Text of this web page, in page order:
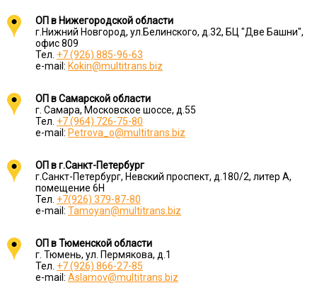
ОП в Нижегородской области
г.Нижний Новгород, ул.Белинского, д.32, БЦ "Две Башни",
офис 809
Тел. +7 (926) 885-96-63
e-mail: Kokin@multitrans.biz
ОП в Самарской области
г. Самара, Московское шоссе, д.55
Тел. +7 (964) 726-75-80
e-mail: Petrova_o@multitrans.biz
ОП в г.Санкт-Петербург
г.Санкт-Петербург, Невский проспект, д.180/2, литер А,
помещение 6Н
Тел. +7(926) 379-87-80
e-mail: Tamoyan@multitrans.biz
ОП в Тюменской области
г. Тюмень, ул. Пермякова, д.1
Тел. +7 (926) 866-27-85
e-mail: Aslamov@multitrans.biz